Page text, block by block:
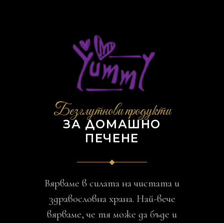
Безглутнови продукти
ЗА ДОМАШНО
ПЕЧЕНЕ
Вярваме в силата на чистата и
здравословна храна. Най-вече
вярваме, че тя може да бъде и